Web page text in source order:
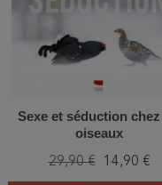
Sexe et séduction
oiseaux
29,90 € 14,90 €